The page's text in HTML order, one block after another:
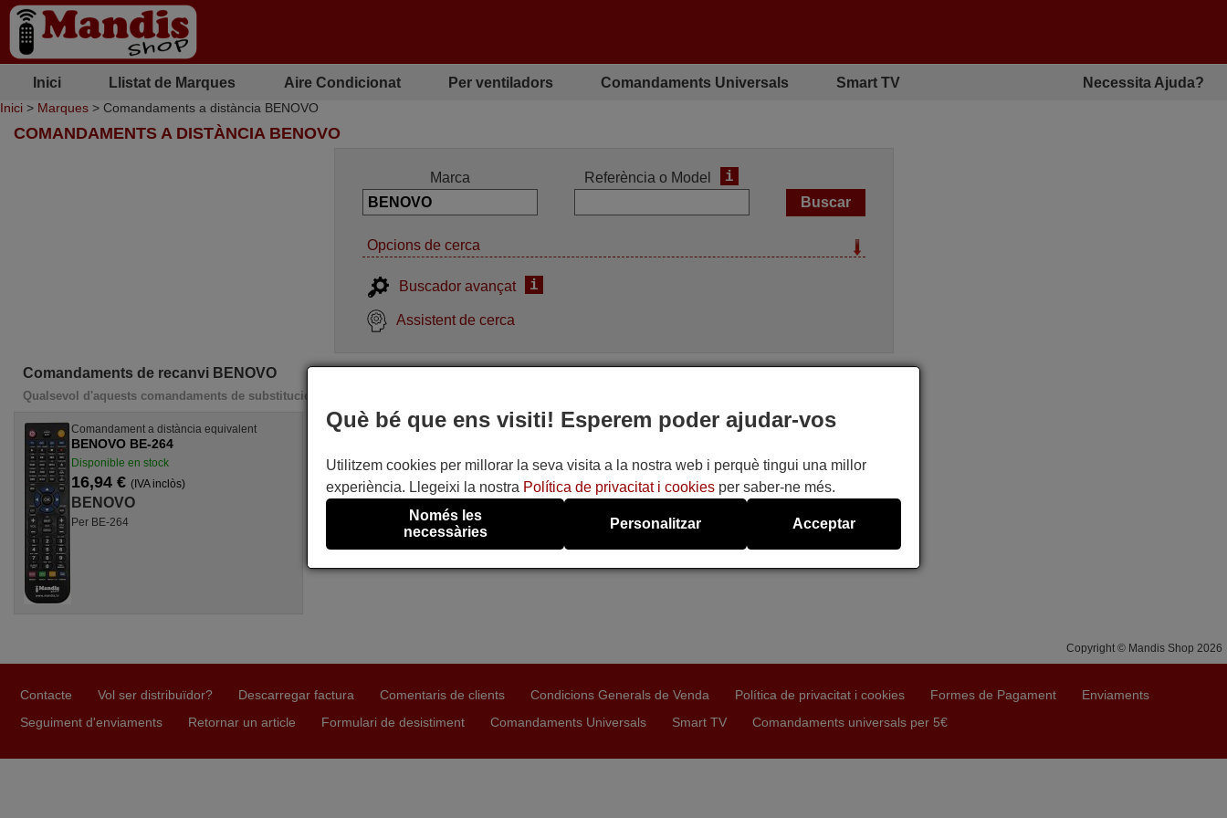
Inici Llistat de Marques Aire Condicionat Per ventiladors Comandaments Universals Smart TV Necessita Ajuda?
Inici > Marques > Comandaments a distància BENOVO
COMANDAMENTS A DISTÀNCIA BENOVO
Marca Referència o Model i
Opcions de cerca
Buscador avançat i
Assistent de cerca
Comandaments de recanvi BENOVO
Qualsevol d'aquests comandaments de substitució serveix per poder realitzar el 100% de les funcions del comandament original
Comandament a distància equivalent
BENOVO BE-264
Disponible en stock
16,94 € (IVA inclòs)
BENOVO
Per BE-264
Copyright © Mandis Shop 2026
Contacte Vol ser distribuïdor? Descarregar factura Comentaris de clients Condicions Generals de Venda Política de privacitat i cookies Formes de Pagament
Enviaments
Seguiment d'enviaments
Retornar un article Formulari de desistiment Comandaments Universals Smart TV Comandaments universals per 5€
Què bé que ens visiti! Esperem poder ajudar-vos
Utilitzem cookies per millorar la seva visita a la nostra web i perquè tingui una millor
experiència. Llegeixi la nostra Política de privacitat i cookies per saber-ne més.
Només les
necessàries
Personalitzar Acceptar